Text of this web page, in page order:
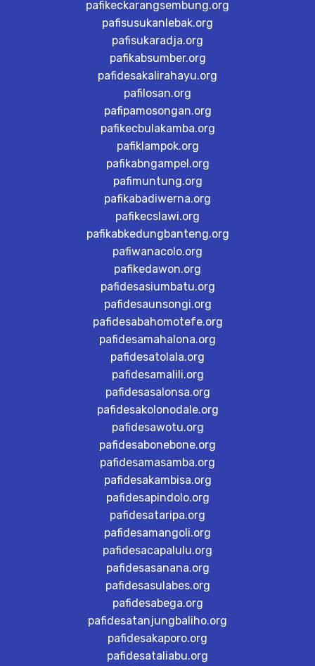
pafikeckarangsembung.org
pafisusukanlebak.org
pafisukaradja.org
pafikabsumber.org
pafidesakalirahayu.org
pafilosan.org
pafipamosongan.org
pafikecbulakamba.org
pafiklampok.org
pafikabngampel.org
pafimuntung.org
pafikabadiwerna.org
pafikecslawi.org
pafikabkedungbanteng.org
pafiwanacolo.org
pafikedawon.org
pafidesasiumbatu.org
pafidesaunsongi.org
pafidesabahomotefe.org
pafidesamahalona.org
pafidesatolala.org
pafidesamalili.org
pafidesasalonsa.org
pafidesakolonodale.org
pafidesawotu.org
pafidesabonebone.org
pafidesamasamba.org
pafidesakambisa.org
pafidesapindolo.org
pafidesataripa.org
pafidesamangoli.org
pafidesacapalulu.org
pafidesasanana.org
pafidesasulabes.org
pafidesabega.org
pafidesatanjungbaliho.org
pafidesakaporo.org
pafidesataliabu.org